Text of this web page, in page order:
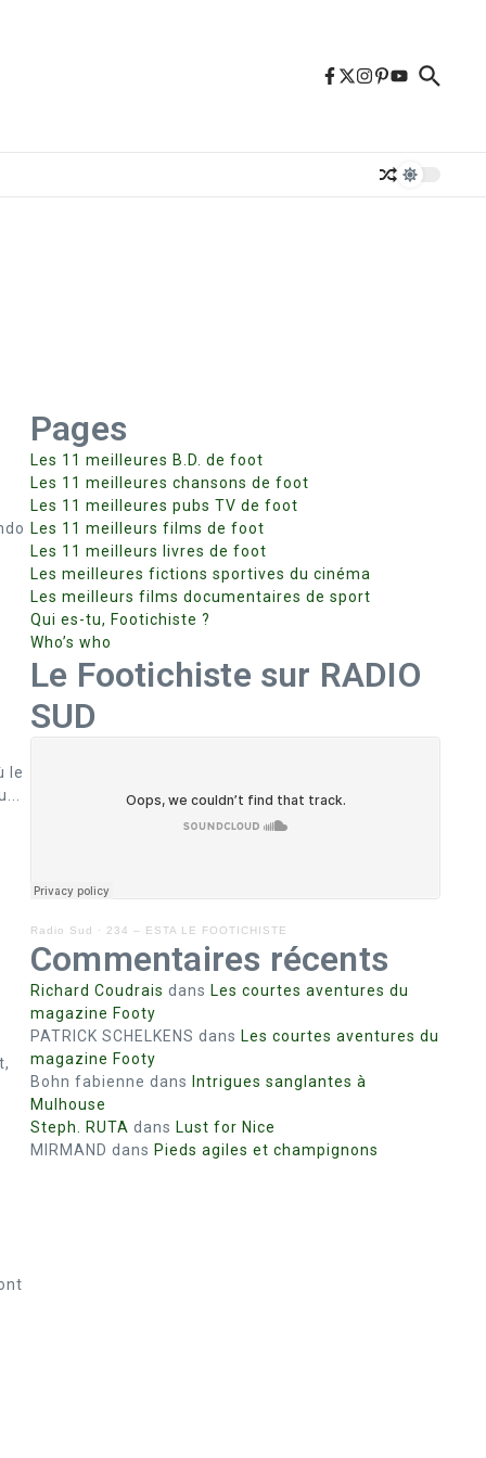
le
Pages
Les 11 meilleures B.D. de foot
Les 11 meilleures chansons de foot
Les 11 meilleures pubs TV de foot
Les 11 meilleurs films de foot
Les 11 meilleurs livres de foot
Les meilleures fictions sportives du cinéma
Les meilleurs films documentaires de sport
Qui es-tu, Footichiste ?
Who’s who
Le Footichiste sur RADIO
SUD
Radio Sud · 234 – ESTA LE FOOTICHISTE
Commentaires récents
Richard Coudrais dans Les courtes aventures du
magazine Footy
PATRICK SCHELKENS dans Les courtes aventures du
magazine Footy
Bohn fabienne dans
Intrigues sanglantes à
Mulhouse
Steph. RUTA dans Lust for Nice
MIRMAND dans Pieds agiles et champignons